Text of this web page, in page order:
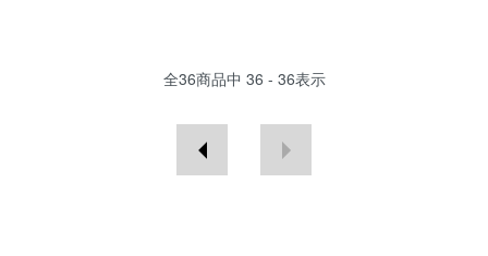
全36商品中 36 - 36表示